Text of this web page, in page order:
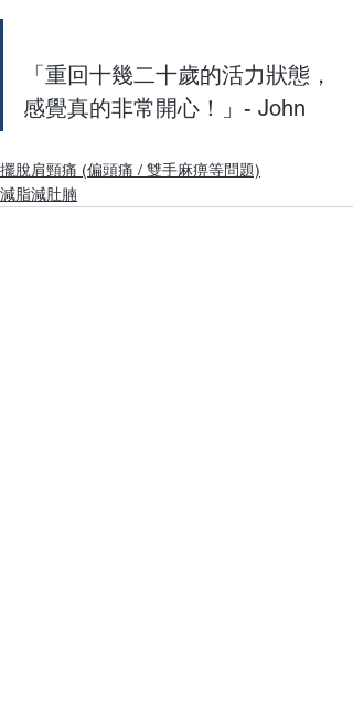
「重回十幾二十歲的活力狀態，
感覺真的非常開心！」- John
擺脫肩頸痛 (偏頭痛 / 雙手麻痹等問題)
減脂減肚腩